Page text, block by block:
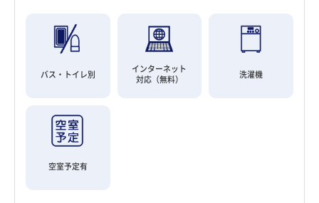
バス・トイレ別
インターネット
対応（無料）
洗濯機
空室予定有